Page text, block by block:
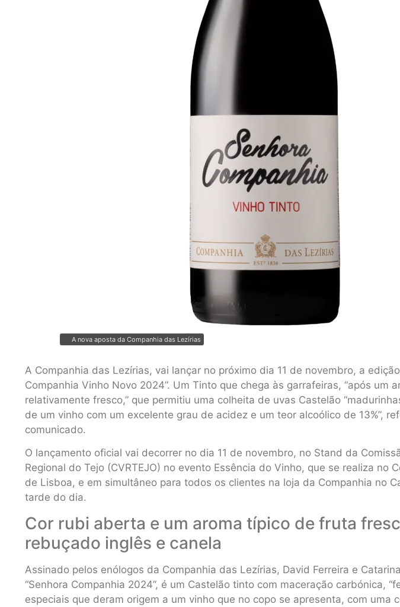
A nova aposta da Companhia das Lezírias
A Companhia das Lezírias, vai lançar no próximo dia 11 de novembro, a
Companhia Vinho Novo 2024”. Um Tinto que chega às garrafeiras, “após um
relativamente fresco,” que permitiu uma colheita de uvas Castelão
de um vinho com um excelente grau de acidez e um teor alcoólico de 13%”,
comunicado.
O lançamento oficial vai decorrer no dia 11 de novembro, no Stand da
Regional do Tejo (CVRTEJO) no evento Essência do Vinho, que se realiza no
de Lisboa, e em simultâneo para todos os clientes na loja da Companhia no
tarde do dia.
Cor rubi aberta e um aroma típico de fruta
rebuçado inglês e canela
Assinado pelos enólogos da Companhia das Lezírias, David Ferreira e
“Senhora Companhia 2024”, é um Castelão tinto com maceração carbónica,
especiais que deram origem a um vinho que no copo se apresenta, com uma